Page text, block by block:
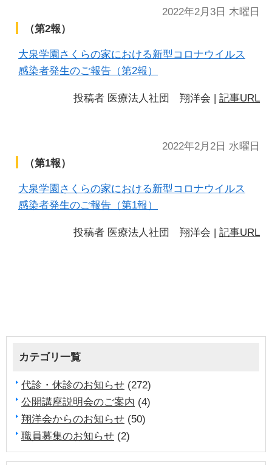
2022年2月3日 木曜日
（第2報）
大泉学園さくらの家における新型コロナウイルス
感染者発生のご報告（第2報）
投稿者 医療法人社団 翔洋会 | 記事URL
2022年2月2日 水曜日
（第1報）
大泉学園さくらの家における新型コロナウイルス
感染者発生のご報告（第1報）
投稿者 医療法人社団 翔洋会 | 記事URL
カテゴリ一覧
代診・休診のお知らせ (272)
公開講座説明会のご案内 (4)
翔洋会からのお知らせ (50)
職員募集のお知らせ (2)